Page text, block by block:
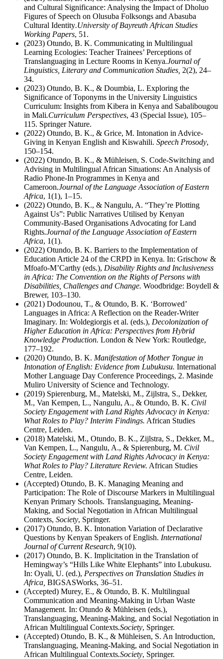
and Cultural Significance: Analysing the Impact of Dholuo
Figures of Speech on Olusuba Folksongs and Abasuba
Cultural Identity.University of Bayreuth African Studies
Working Papers, 51.
(2023) Otundo, B. K. Communicating in Multilingual
Learning Ecologies: Teacher Trainees’ Perceptions of
Translanguaging in Lecture Rooms in Kenya.Journal of
Linguistics, Literary and Communication Studies, 2(2), 24–
34.
(2023) Otundo, B. K., & Doumbia, L. Exploring the
Significance of Toponyms in the University Linguistics
Curriculum: Insights from Kibera in Kenya and Sabalibougou
in Mali.Curriculum Perspectives, 43 (Special Issue), 105–
115. Springer Nature.
(2022) Otundo, B. K., & Grice, M. Intonation in Advice-
Giving in Kenyan English and Kiswahili. Speech Prosody,
150–154.
(2022) Otundo, B. K., & Mühleisen, S. Code-Switching and
Advising in Multilingual African Situations: An Analysis of
Radio Phone-In Programmes in Kenya and
Cameroon.Journal of the Language Association of Eastern
Africa, 1(1), 1–15.
(2022) Otundo, B. K., & Nangulu, A. “They’re Plotting
Against Us”: Public Narratives Utilised by Kenyan
Community-Based Organisations Advocating for Land
Rights.Journal of the Language Association of Eastern
Africa, 1(1).
(2022) Otundo, B. K. Barriers to the Implementation of
Education Article 24 of the CRPD in Kenya. In: Grischow &
Mfoafo-M’Carthy (eds.), Disability Rights and Inclusiveness
in Africa: The Convention on the Rights of Persons with
Disabilities, Challenges and Change. Woodbridge: Boydell &
Brewer, 103–130.
(2021) Dodounou, T., & Otundo, B. K. ‘Borrowed’
Languages in Africa: A Reflection on the Reader-Writer
Imaginary. In: Woldegiorgis et al. (eds.), Decolonization of
Higher Education in Africa: Perspectives from Hybrid
Knowledge Production. London & New York: Routledge,
177–192.
(2020) Otundo, B. K. Manifestation of Mother Tongue in
Intonation of English: Evidence from Lubukusu. International
Mother Language Day Conference Proceedings, 2. Masinde
Muliro University of Science and Technology.
(2019) Spierenburg, M., Matelski, M., Zijlstra, S., Dekker,
M., Van Kempen, L., Nangulu, A., & Otundo, B. K. Civil
Society Engagement with Land Rights Advocacy in Kenya:
What Roles to Play? Interim Findings. African Studies
Centre, Leiden.
(2018) Matelski, M., Otundo, B. K., Zijlstra, S., Dekker, M.,
Van Kempen, L., Nangulu, A., & Spierenburg, M. Civil
Society Engagement with Land Rights Advocacy in Kenya:
What Roles to Play? Literature Review. African Studies
Centre, Leiden.
(Accepted) Otundo, B. K. Managing Meaning and
Participation: The Role of Discourse Markers in Multilingual
Kenyan Primary Schools. Translanguaging, Meaning-
Making, and Social Negotiation in African Multilingual
Contexts, Society, Springer.
(2017) Otundo, B. K. Intonation Variation of Declarative
Questions by Kenyan Speakers of English. International
Journal of Current Research, 9(10).
(2017) Otundo, B. K. Implicitation in the Translation of
Hemingway’s “Hills Like White Elephants” into Lubukusu.
In: Oyali, U. (ed.), Perspectives on Translation Studies in
Africa, BIGSASWorks, 36–51.
(Accepted) Murey, E., & Otundo, B. K. Multilingual
Communication and Meaning-Making in Urban Waste
Management. In: Otundo & Mühleisen (eds.),
Translanguaging, Meaning-Making, and Social Negotiation in
African Multilingual Contexts.Society, Springer.
(Accepted) Otundo, B. K., & Mühleisen, S. An Introduction,
Translanguaging, Meaning-Making, and Social Negotiation in
African Multilingual Contexts.Society, Springer.